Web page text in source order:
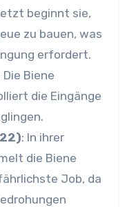
beginnt sie,
zu bauen, was
erfordert.
Die Biene
die Eingänge
: In ihrer
die Biene
Job, da